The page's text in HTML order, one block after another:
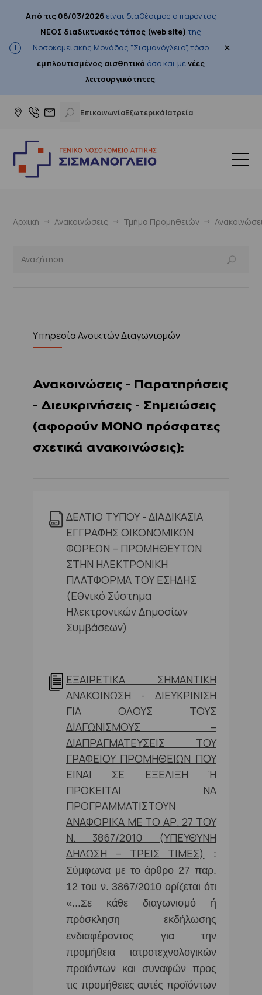
Από τις 06/03/2026είναι διαθέσιμος ο παρόντας
ΝΕΟΣ διαδικτυακός τόπος (web site) της
Νοσοκομειακής Μονάδας "Σισμανόγλειο", τόσο
εμπλουτισμένος αισθητικά όσο και μενέες
λειτουργικότητες.
×
ΕπικοινωνίαΕξωτερικά Ιατρεία
Αρχική Ανακοινώσεις Τμήμα Προμηθειών
Υπηρεσία Ανοικτών Διαγωνισμών
Ανακοινώσεις - Παρατηρήσεις
- Διευκρινήσεις - Σημειώσεις
(αφορούν ΜΟΝΟ πρόσφατες
σχετικά ανακοινώσεις):
ΔΕΛΤΙΟ ΤΥΠΟΥ - ΔΙΑΔΙΚΑΣΙΑ
ΕΓΓΡΑΦΗΣ ΟΙΚΟΝΟΜΙΚΩΝ
ΦΟΡΕΩΝ – ΠΡΟΜΗΘΕΥΤΩΝ
ΣΤΗΝ ΗΛΕΚΤΡΟΝΙΚΗ
ΠΛΑΤΦΟΡΜΑ ΤΟΥ ΕΣΗΔΗΣ
(Εθνικό Σύστημα
Ηλεκτρονικών Δημοσίων
Συμβάσεων)
ΕΞΑΙΡΕΤΙΚΑ ΣΗΜΑΝΤΙΚΗ
ΑΝΑΚΟΙΝΩΣΗ - ΔΙΕΥΚΡΙΝΙΣΗ
ΓΙΑ ΟΛΟΥΣ ΤΟΥΣ
ΔΙΑΓΩΝΙΣΜΟΥΣ –
ΔΙΑΠΡΑΓΜΑΤΕΥΣΕΙΣ ΤΟΥ
ΓΡΑΦΕΙΟΥ ΠΡΟΜΗΘΕΙΩΝ ΠΟΥ
ΕΙΝΑΙ ΣΕ ΕΞΕΛΙΞΗ Ή
ΠΡΟΚΕΙΤΑΙ ΝΑ
ΠΡΟΓΡΑΜΜΑΤΙΣΤΟΥΝ
ΑΝΑΦΟΡΙΚΑ ΜΕ ΤΟ ΑΡ. 27 ΤΟΥ
Ν. 3867/2010 (ΥΠΕΥΘΥΝΗ
ΔΗΛΩΣΗ – ΤΡΕΙΣ ΤΙΜΕΣ)
:
Σύμφωνα με το άρθρο 27 παρ.
12 του ν. 3867/2010 ορίζεται ότι
«...Σε κάθε διαγωνισμό ή
πρόσκληση εκδήλωσης
ενδιαφέροντος για την
προμήθεια ιατροτεχνολογικών
προϊόντων και συναφών προς
τις προμήθειες αυτές προϊόντων